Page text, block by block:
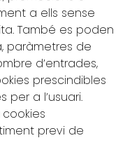
a ells sense
També es poden
paràmetres de
d’entrades,
prescindibles
a l’usuari.
cookies
previ de